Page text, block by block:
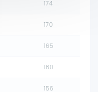
174
170
165
160
156